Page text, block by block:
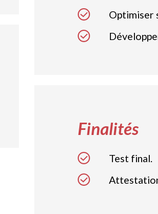
Optimiser
Finalités
Test final.